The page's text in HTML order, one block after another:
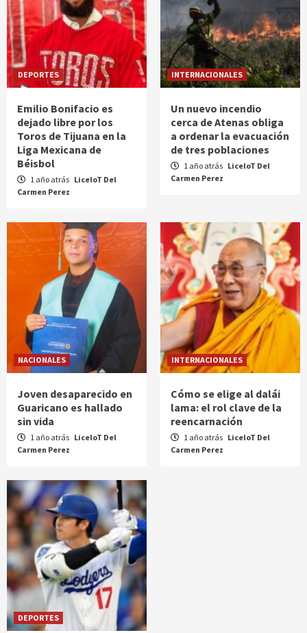
DEPORTES
Emilio Bonifacio es
dejado libre por los
Toros de Tijuana en la
Liga Mexicana de
Béisbol
1 año atrás LiceloT Del
Carmen Perez
INTERNACIONALES
Un nuevo incendio
cerca de Atenas obliga
a ordenar la evacuación
de tres poblaciones
1 año atrás LiceloT Del
Carmen Perez
NACIONALES
Joven desaparecido en
Guaricano es hallado
sin vida
1 año atrás LiceloT Del
Carmen Perez
INTERNACIONALES
Cómo se elige al dalái
lama: el rol clave de la
reencarnación
1 año atrás LiceloT Del
Carmen Perez
DEPORTES